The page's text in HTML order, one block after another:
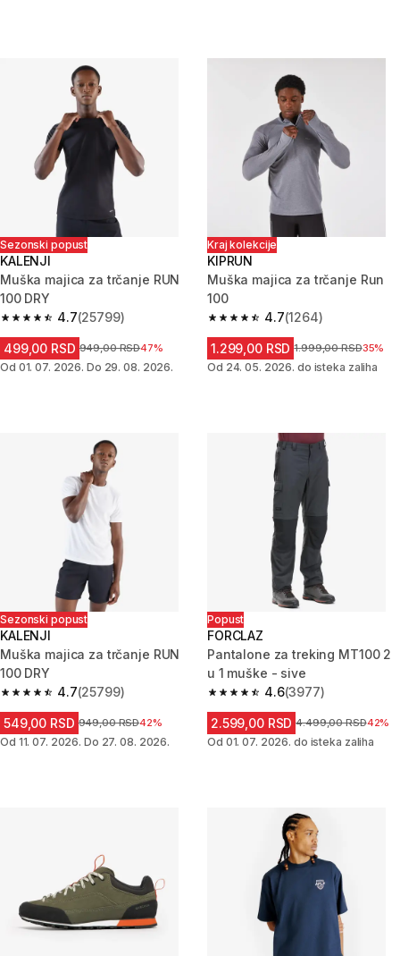
Sezonski popust
KALENJI
Muška majica za trčanje RUN
100 DRY
4.7
4.7 od 5 zvezdica from 25799 Recenzije
(25799)
499,00 RSD Cena pre sniženja
949,00 RSD47%
Od 01. 07. 2026. Do 29. 08. 2026.
Kraj kolekcije
KIPRUN
Muška majica za trčanje Run
100
4.7
4.7 od 5 zvezdica from 1264
(1264)
1.299,00 RSD Cena pre sniženja
1.999,00 RSD35%
Od 24. 05. 2026. do isteka zaliha
Sezonski popust
KALENJI
Muška majica za trčanje RUN
100 DRY
4.7
4.7 od 5 zvezdica from 25799 Recenzije
(25799)
549,00 RSD Cena pre sniženja
949,00 RSD42%
Od 11. 07. 2026. Do 27. 08. 2026.
Popust
FORCLAZ
Pantalone za treking MT100 2
u 1 muške - sive
4.6
4.6 od 5 zvezdica from 3977
(3977)
2.599,00 RSD Cena pre sniženja
4.499,00 RSD42%
Od 01. 07. 2026. do isteka zaliha